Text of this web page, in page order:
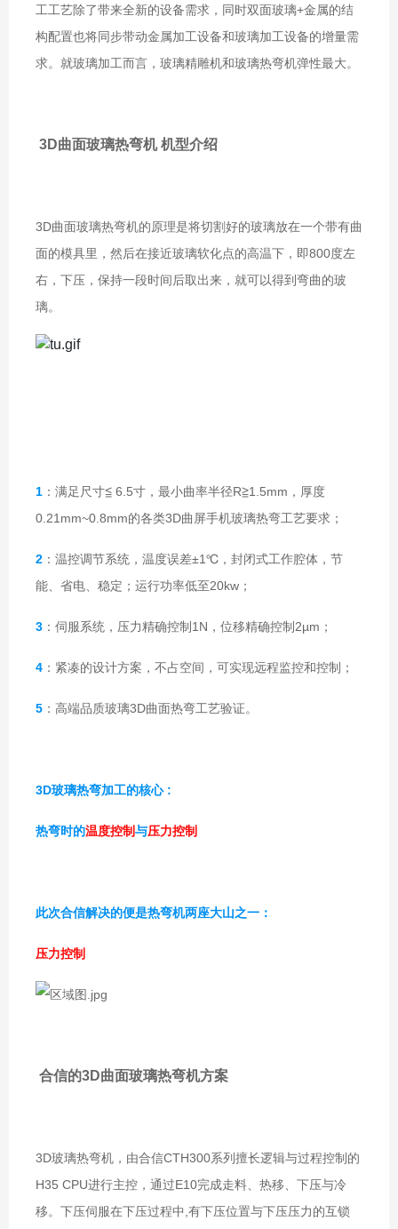
工工艺除了带来全新的设备需求，同时双面玻璃+金属的结
构配置也将同步带动金属加工设备和玻璃加工设备的增量需
求。就玻璃加工而言，玻璃精雕机和玻璃热弯机弹性最大。
3D曲面玻璃热弯机 机型介绍
3D曲面玻璃热弯机的原理是将切割好的玻璃放在一个带有曲
面的模具里，然后在接近玻璃软化点的高温下，即800度左
右，下压，保持一段时间后取出来，就可以得到弯曲的玻
璃。
1 ：满足尺寸≦ 6.5寸，最小曲率半径R≧1.5mm，厚度
0.21mm~0.8mm的各类3D曲屏手机玻璃热弯工艺要求；
2 ：温控调节系统，温度误差±1℃，封闭式工作腔体，节
能、省电、稳定；运行功率低至20kw；
3 ：伺服系统，压力精确控制1N，位移精确控制2µm；
4 ：紧凑的设计方案，不占空间，可实现远程监控和控制；
5 ：高端品质玻璃3D曲面热弯工艺验证。
3D玻璃热弯加工的核心 :
热弯时的温度控制与压力控制
此次合信解决的便是热弯机两座大山之一：
压力控制
合信的3D曲面玻璃热弯机方案
3D玻璃热弯机，由合信CTH300系列擅长逻辑与过程控制的
H35 CPU进行主控，通过E10完成走料、热移、下压与冷
移。下压伺服在下压过程中,有下压位置与下压压力的互锁